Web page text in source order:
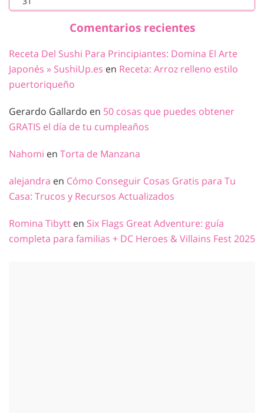
Comentarios recientes
Receta Del Sushi Para Principiantes: Domina El Arte
Japonés » SushiUp.es en Receta: Arroz relleno estilo
puertoriqueño
Gerardo Gallardo en 50 cosas que puedes obtener
GRATIS el día de tu cumpleaños
Nahomi en Torta de Manzana
alejandra en Cómo Conseguir Cosas Gratis para Tu
Casa: Trucos y Recursos Actualizados
Romina Tibytt en Six Flags Great Adventure: guía
completa para familias + DC Heroes & Villains Fest 2025